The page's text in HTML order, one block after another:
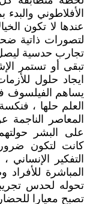
الأفلاطوني
عندها لا تكون
لتصورات ذاتية
تجارب حدسية
تبقى أو تستمر
ايجاد حلول
يساهم الفيلسوف
العلم حلها ،
المعاصر
على البشر
كانت لتكون
التفكير
المباشرة
تحوله لحدس
تصبح معيارا